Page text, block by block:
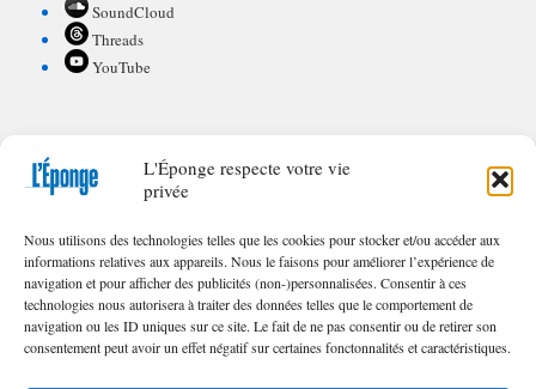
L'Éponge respecte votre vie
privée
Nous utilisons des technologies telles que les cookies pour stocker et/ou accéder aux
informations relatives aux appareils. Nous le faisons pour améliorer l’expérience de
navigation et pour afficher des publicités (non-)personnalisées. Consentir à ces
technologies nous autorisera à traiter des données telles que le comportement de
navigation ou les ID uniques sur ce site. Le fait de ne pas consentir ou de retirer son
consentement peut avoir un effet négatif sur certaines fonctonnalités et caractéristiques.
SoundCloud
Threads
YouTube
POUR CONTRIBUER À L'ÉPONGE
Appel à textes/illustrations
FAQ de nos appels